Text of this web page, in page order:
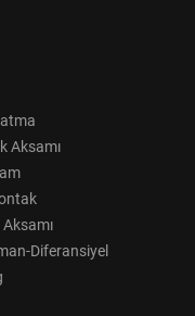
Aksamı
Diferansiyel